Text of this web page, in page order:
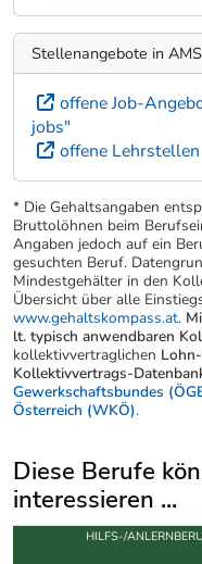
Stellenangebote in
offene Job-
jobs"
offene Lehrstellen
* Die Gehaltsangaben
Bruttolöhnen beim
Angaben jedoch auf ein
gesuchten Beruf.
Mindestgehälter in den
Übersicht über alle
www.gehaltskompass.at.
lt. typisch anwendbaren
kollektivvertraglichen
Kollektivvertrags-
Gewerkschaftsbundes
Österreich (WKÖ).
Diese Berufe
interessieren ...
Uber weitereHILFS-/